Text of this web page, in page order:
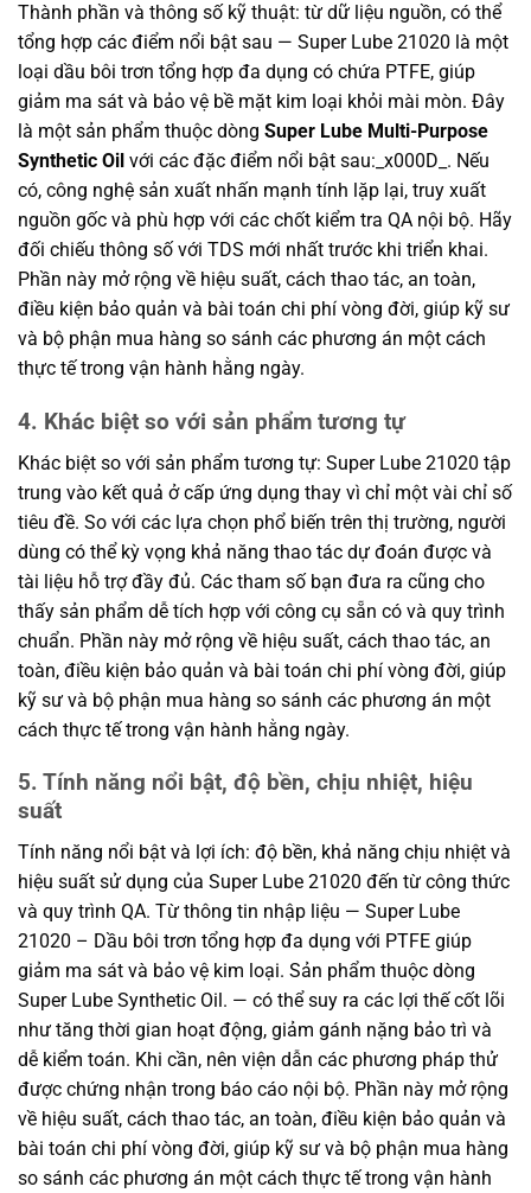
Thành phần và thông số kỹ thuật: từ dữ liệu nguồn, có thể
tổng hợp các điểm nổi bật sau — Super Lube 21020 là một
loại dầu bôi trơn tổng hợp đa dụng có chứa PTFE, giúp
giảm ma sát và bảo vệ bề mặt kim loại khỏi mài mòn. Đây
là một sản phẩm thuộc dòng Super Lube Multi-Purpose
Synthetic Oil với các đặc điểm nổi bật sau:_x000D_. Nếu
có, công nghệ sản xuất nhấn mạnh tính lặp lại, truy xuất
nguồn gốc và phù hợp với các chốt kiểm tra QA nội bộ. Hãy
đối chiếu thông số với TDS mới nhất trước khi triển khai.
Phần này mở rộng về hiệu suất, cách thao tác, an toàn,
điều kiện bảo quản và bài toán chi phí vòng đời, giúp kỹ sư
và bộ phận mua hàng so sánh các phương án một cách
thực tế trong vận hành hằng ngày.
4. Khác biệt so với sản phẩm tương tự
Khác biệt so với sản phẩm tương tự: Super Lube 21020 tập
trung vào kết quả ở cấp ứng dụng thay vì chỉ một vài chỉ số
tiêu đề. So với các lựa chọn phổ biến trên thị trường, người
dùng có thể kỳ vọng khả năng thao tác dự đoán được và
tài liệu hỗ trợ đầy đủ. Các tham số bạn đưa ra cũng cho
thấy sản phẩm dễ tích hợp với công cụ sẵn có và quy trình
chuẩn. Phần này mở rộng về hiệu suất, cách thao tác, an
toàn, điều kiện bảo quản và bài toán chi phí vòng đời, giúp
kỹ sư và bộ phận mua hàng so sánh các phương án một
cách thực tế trong vận hành hằng ngày.
5. Tính năng nổi bật, độ bền, chịu nhiệt, hiệu
suất
Tính năng nổi bật và lợi ích: độ bền, khả năng chịu nhiệt và
hiệu suất sử dụng của Super Lube 21020 đến từ công thức
và quy trình QA. Từ thông tin nhập liệu — Super Lube
21020 – Dầu bôi trơn tổng hợp đa dụng với PTFE giúp
giảm ma sát và bảo vệ kim loại. Sản phẩm thuộc dòng
Super Lube Synthetic Oil. — có thể suy ra các lợi thế cốt lõi
như tăng thời gian hoạt động, giảm gánh nặng bảo trì và
dễ kiểm toán. Khi cần, nên viện dẫn các phương pháp thử
được chứng nhận trong báo cáo nội bộ. Phần này mở rộng
về hiệu suất, cách thao tác, an toàn, điều kiện bảo quản và
bài toán chi phí vòng đời, giúp kỹ sư và bộ phận mua hàng
so sánh các phương án một cách thực tế trong vận hành